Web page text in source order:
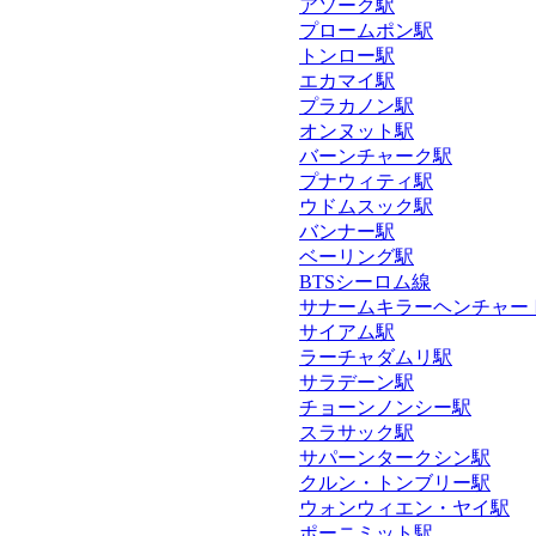
アソーク駅
プロームポン駅
トンロー駅
エカマイ駅
プラカノン駅
オンヌット駅
バーンチャーク駅
プナウィティ駅
ウドムスック駅
バンナー駅
ベーリング駅
BTSシーロム線
サナームキラーヘンチャー
サイアム駅
ラーチャダムリ駅
サラデーン駅
チョーンノンシー駅
スラサック駅
サパーンタークシン駅
クルン・トンブリー駅
ウォンウィエン・ヤイ駅